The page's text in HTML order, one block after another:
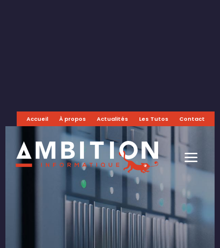
Accueil À propos Actualités Les Tutos Contact